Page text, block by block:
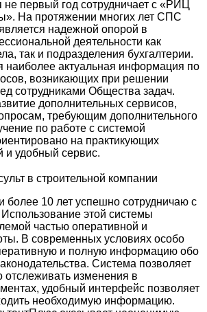
первый год сотрудничает с «РИЦ
На протяжении многих лет СПС
надежной опорой в
деятельности как
так и подразделения бухгалтерии.
актуальная информация по
возникающих при решении
сотрудниками Общества задач.
дополнительных сервисов,
требующим дополнительного
по работе с системой
на практикующих
и удобный сервис.
в строительной компании
более 10 лет успешно сотрудничаю с
этой системы
частью оперативной и
В современных условиях особо
и полную информацию обо
Система позволяет
изменения в
удобный интерфейс позволяет
необходимую информацию.